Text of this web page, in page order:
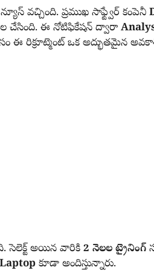
వచ్చింది. ప్రముఖ సాఫ్ట్వేర్ కంపెనీ
చేసింది. ఈ నోటిఫికేషన్ ద్వారా
ఈ రిక్రూట్మెంట్ ఒక అద్భుతమైన
సెలెక్ట్ అయిన వారికి 2 నెలల ట్రైనింగ్
కూడా అందిస్తున్నారు.